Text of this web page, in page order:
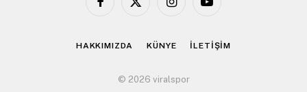
Facebook
X
InstagramYouTube
HAKKIMIZDA KÜNYE İLETİŞİM
© 2026 viralspor